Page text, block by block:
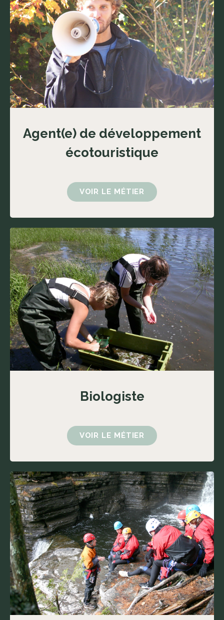
Agent(e) de développement
écotouristique
VOIR LE MÉTIER
Biologiste
VOIR LE MÉTIER